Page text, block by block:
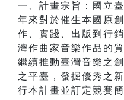
一、計畫宗旨：國立
年來對於催生本國原
作、實踐、出版到行
灣作曲家音樂作品的
繼續推動臺灣音樂之
之平臺，發掘優秀之
行本計畫並訂定競賽